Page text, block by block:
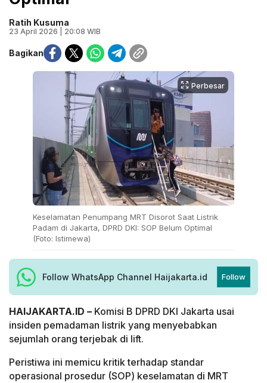
Ratih Kusuma
23 April 2026 | 20:08 WIB
Bagikan
Perbesar
Keselamatan Penumpang MRT Disorot Saat Listrik
Padam di Jakarta, DPRD DKI: SOP Belum Optimal
(Foto: Istimewa)
Follow WhatsApp Channel Haijakarta.id Follow
HAIJAKARTA.ID – Komisi B DPRD DKI Jakarta usai
insiden pemadaman listrik yang menyebabkan
sejumlah orang terjebak di lift.
Peristiwa ini memicu kritik terhadap standar
operasional prosedur (SOP) keselamatan di MRT